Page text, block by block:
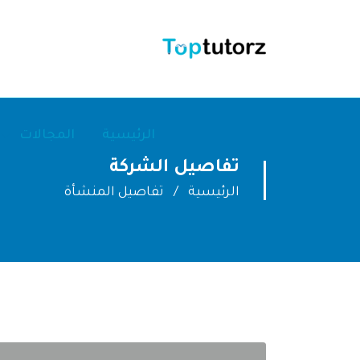
الرئيسية المجالات
تفاصيل الشركة
الرئيسية تفاصيل المنشأة